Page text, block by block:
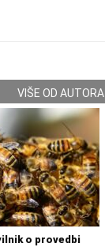
VIŠE OD AUTORA
o provedbi